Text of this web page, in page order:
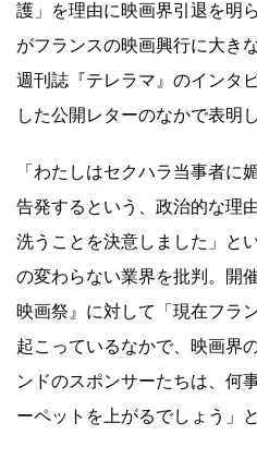
護」を理由に映画界引退を明
がフランスの映画興行に大き
週刊誌『テレラマ』のインタ
した公開レターのなかで表明
「わたしはセクハラ当事者に
告発するという、政治的な理
洗うことを決意しました」と
の変わらない業界を批判。開
映画祭』に対して「現在フラ
起こっているなかで、映画界
ンドのスポンサーたちは、何
ーペットを上がるでしょう」